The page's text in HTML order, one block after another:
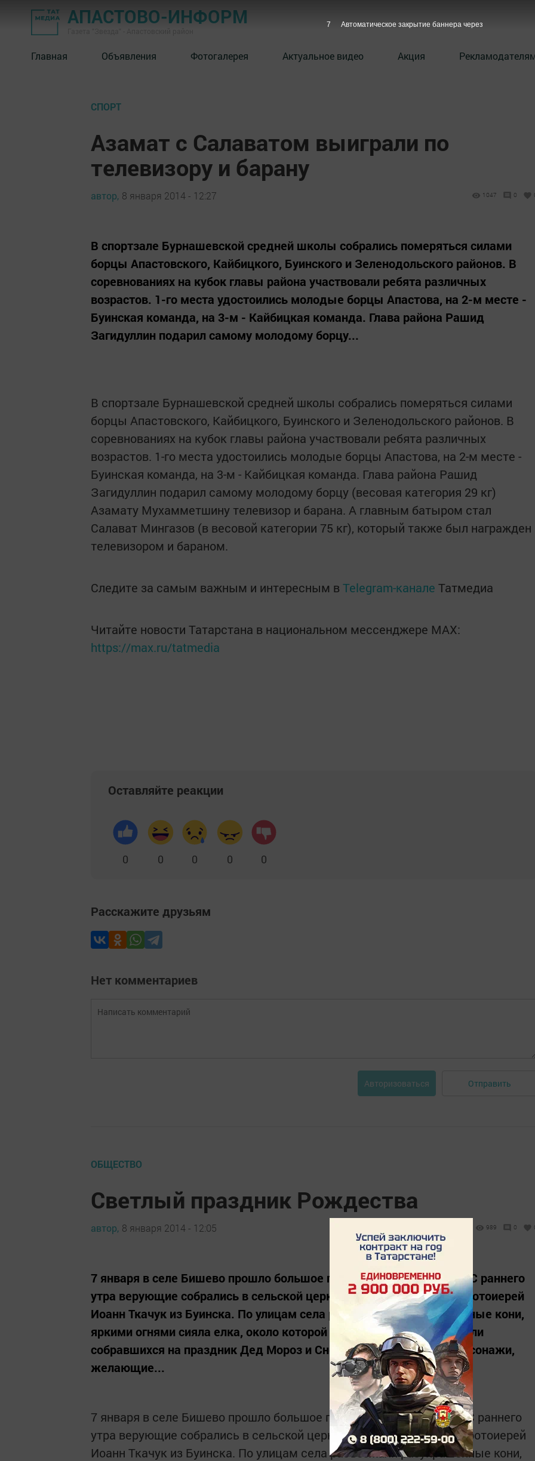
АПАСТОВО-ИНФОРМ
Главная Объявления Фотогалерея Актуальное видео Акция
СПОРТ
Азамат с Салаватом выиграли по
телевизору и барану
автор, 8 января 2014 - 12:27 1047 0
В спортзале Бурнашевской средней школы собрались померяться силами
борцы Апастовского, Кайбицкого, Буинского и Зеленодольского районов. В
соревнованиях на кубок главы района участвовали ребята различных
возрастов. 1-го места удостоились молодые борцы Апастова, на 2-м месте -
Буинская команда, на 3-м - Кайбицкая команда. Глава района Рашид
Загидуллин подарил самому молодому борцу...
В спортзале Бурнашевской средней школы собрались померяться силами
борцы Апастовского, Кайбицкого, Буинского и Зеленодольского районов. В
соревнованиях на кубок главы района участвовали ребята различных
возрастов. 1-го места удостоились молодые борцы Апастова, на 2-м месте -
Буинская команда, на 3-м - Кайбицкая команда. Глава района Рашид
Загидуллин подарил самому молодому борцу (весовая категория 29 кг)
Азамату Мухамметшину телевизор и барана. А главным батыром стал
Салават Мингазов (в весовой категории 75 кг), который также был награжден
телевизором и бараном.
Следите за самым важным и интересным в Telegram-канале Татмедиа
Читайте новости Татарстана в национальном мессенджере MАХ:
https://max.ru/tatmedia
Оставляйте реакции
0 0 0 0 0
Расскажите друзьям
Нет комментариев
Авторизоваться Отправить
ОБЩЕСТВО
Светлый праздник Рождества
автор, 8 января 2014 - 12:05 989 0
7 января в селе Бишево прошло большое праздничное торжество. С раннего
утра верующие собрались в сельской церкви. Здесь их встретил протоиерей
Иоанн Ткачук из Буинска. По улицам села разъезжали разукрашенные кони,
яркими огнями сияла елка, около которой с праздником поздравляли
собравшихся на праздник Дед Мороз и Снегурочка, сказочные персонажи,
желающие...
7 января в селе Бишево прошло большое праздничное торжество. С раннего
утра верующие собрались в сельской церкви. Здесь их встретил протоиерей
Иоанн Ткачук из Буинска. По улицам села разъезжали разукрашенные кони,
6 Автоматическое закрытие баннера через